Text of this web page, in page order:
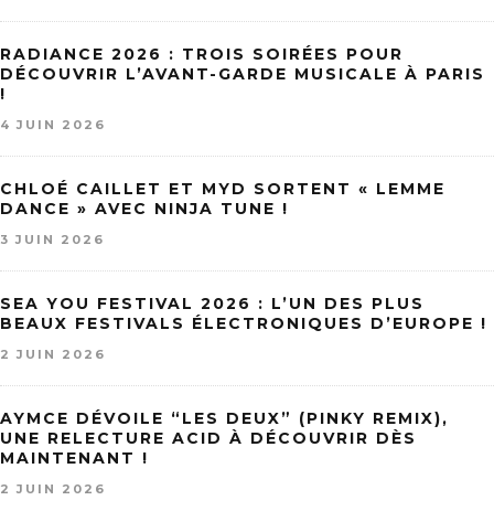
RADIANCE 2026 : TROIS SOIRÉES POUR
DÉCOUVRIR L’AVANT-GARDE MUSICALE À PARIS
!
4 JUIN 2026
CHLOÉ CAILLET ET MYD SORTENT « LEMME
DANCE » AVEC NINJA TUNE !
3 JUIN 2026
SEA YOU FESTIVAL 2026 : L’UN DES PLUS
BEAUX FESTIVALS ÉLECTRONIQUES D’EUROPE !
2 JUIN 2026
AYMCE DÉVOILE “LES DEUX” (PINKY REMIX),
UNE RELECTURE ACID À DÉCOUVRIR DÈS
MAINTENANT !
2 JUIN 2026